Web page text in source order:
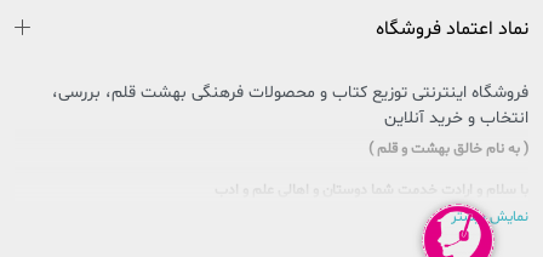
نماد اعتماد فروشگاه
فروشگاه اینترنتی توزیع کتاب و محصولات فرهنگی بهشت قلم، بررسی،
انتخاب و خرید آنلاین
( به نام خالق بهشت و قلم )
با سلام و ارادت خدمت شما دوستان و اهالی علم و ادب
سایتی را که در پیش روی دارید حاصل تلاش بی وقفه جمعی از جوانان اهل فرهنگ و کتاب
نمایش بیشتر